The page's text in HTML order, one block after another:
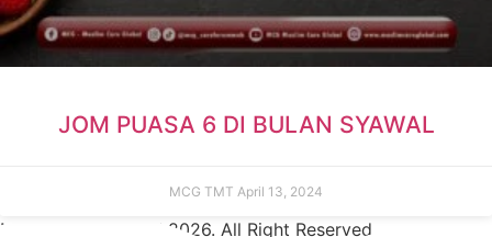
JOM PUASA 6 DI BULAN SYAWAL
MCG TMT April 13, 2024
Muslim Care Global 2026. All Right Reserved